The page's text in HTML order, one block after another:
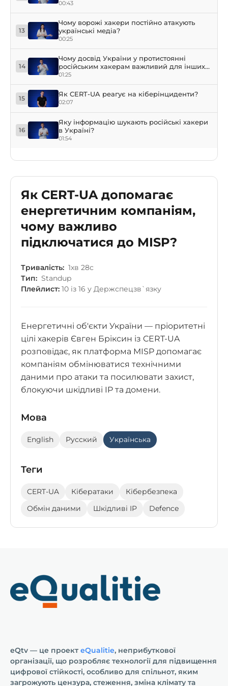
Як CERT-UA допомагає
енергетичним компаніям,
чому важливо
підключатися до MISP?
Тривалість: 1хв 28с
Тип: Standup
Плейлист: 10 із 16 у Держспецзв`язку
Енергетичні об'єкти України — пріоритетні
цілі хакерів Євген Бріксин із CERT-UA
розповідає, як платформа MISP допомагає
компаніям обмінюватися технічними
даними про атаки та посилювати захист,
блокуючи шкідливі IP та домени.
Мова
English Русский Українська
Теги
CERT-UA Кібератаки
Кібербезпека
Обмін даними
Шкідливі IP Defence
00:43
13
Чому ворожі хакери постійно атакують
українські медіа?
00:25
14
Чому досвід України у протистоянні
російським хакерам важливий для інших
країн?
01:25
15 Як CERT-UA реагує на кіберінциденти?
02:07
16
Яку інформацію шукають російські хакери
в Україні?
01:54
eQtv — це проект eQualitie, неприбуткової
організації, що розробляє технології для підвищення
цифрової стійкості, особливо для спільнот, яким
загрожують цензура, стеження, зміна клімату та